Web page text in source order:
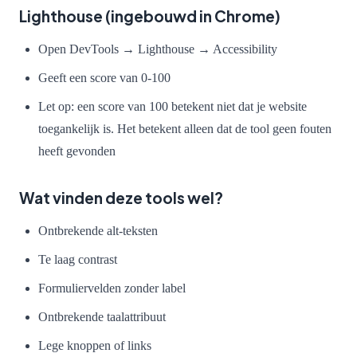
Lighthouse (ingebouwd in Chrome)
Open DevTools → Lighthouse → Accessibility
Geeft een score van 0-100
Let op: een score van 100 betekent niet dat je website
toegankelijk is. Het betekent alleen dat de tool geen fouten
heeft gevonden
Wat vinden deze tools wel?
Ontbrekende alt-teksten
Te laag contrast
Formuliervelden zonder label
Ontbrekende taalattribuut
Lege knoppen of links